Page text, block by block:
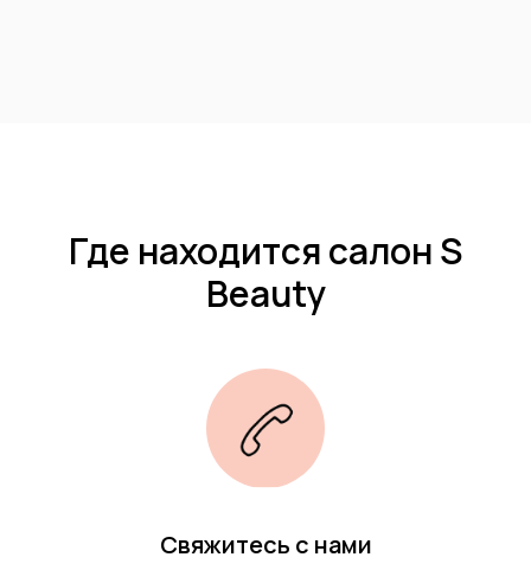
Где находится салон S
Beauty
Свяжитесь с нами